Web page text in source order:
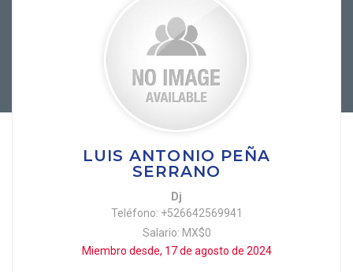
LUIS ANTONIO PEÑA
SERRANO
Dj
Teléfono: +526642569941
Salario: MX$0
Miembro desde, 17 de agosto de 2024